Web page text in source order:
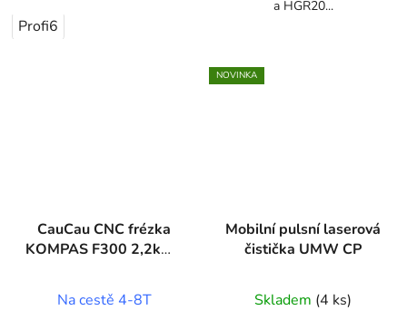
Profi6
a HGR20...
CauCau CNC frézka
KOMPAS F300 2,2kW-
(200x300x150mm)
Na cestě 4-8T
NOVINKA
Mobilní pulsní laserová
čistička UMW CP
Skladem (4 ks)